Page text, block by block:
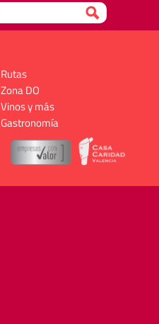
Rutas
Zona DO
Vinos y más
Gastronomía